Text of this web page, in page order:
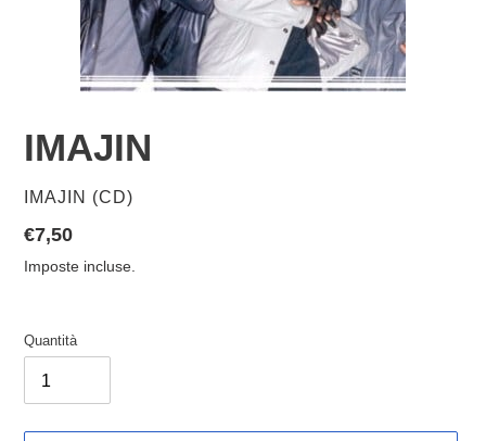
IMAJIN
VENDITORE
IMAJIN (CD)
Prezzo
di
€7,50
Imposte incluse.
Quantità